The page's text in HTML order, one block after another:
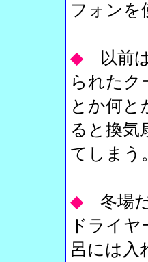
フォンを
◆
以前
られたク
とか何と
ると換気
てしまう
◆ 冬場
ドライ
呂には入